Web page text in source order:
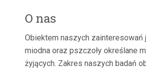
O nas
Obiektem naszych zainteresowań
miodna oraz pszczoły określane
żyjących. Zakres naszych badań